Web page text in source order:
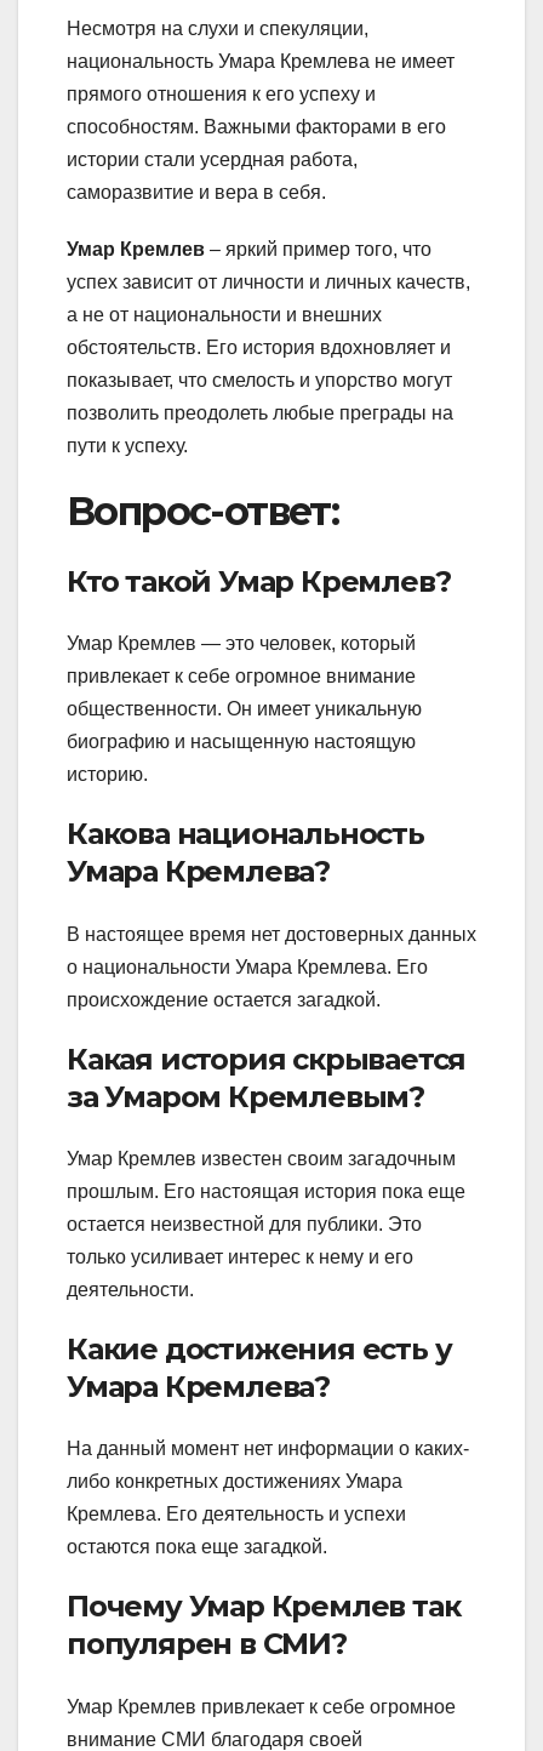
Несмотря на слухи и спекуляции,
национальность Умара Кремлева не имеет
прямого отношения к его успеху и
способностям. Важными факторами в его
истории стали усердная работа,
саморазвитие и вера в себя.
Умар Кремлев – яркий пример того, что
успех зависит от личности и личных качеств,
а не от национальности и внешних
обстоятельств. Его история вдохновляет и
показывает, что смелость и упорство могут
позволить преодолеть любые преграды на
пути к успеху.
Вопрос-ответ:
Кто такой Умар Кремлев?
Умар Кремлев — это человек, который
привлекает к себе огромное внимание
общественности. Он имеет уникальную
биографию и насыщенную настоящую
историю.
Какова национальность
Умара Кремлева?
В настоящее время нет достоверных данных
о национальности Умара Кремлева. Его
происхождение остается загадкой.
Какая история скрывается
за Умаром Кремлевым?
Умар Кремлев известен своим загадочным
прошлым. Его настоящая история пока еще
остается неизвестной для публики. Это
только усиливает интерес к нему и его
деятельности.
Какие достижения есть у
Умара Кремлева?
На данный момент нет информации о каких-
либо конкретных достижениях Умара
Кремлева. Его деятельность и успехи
остаются пока еще загадкой.
Почему Умар Кремлев так
популярен в СМИ?
Умар Кремлев привлекает к себе огромное
внимание СМИ благодаря своей